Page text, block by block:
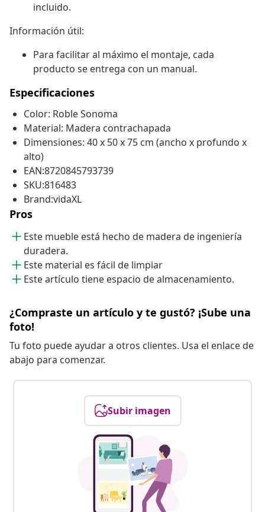
incluido.
Información útil:
Para facilitar al máximo el montaje, cada
producto se entrega con un manual.
Especificaciones
Color: Roble Sonoma
Material: Madera contrachapada
Dimensiones: 40 x 50 x 75 cm (ancho x profundo x
alto)
EAN:8720845793739
SKU:816483
Brand:vidaXL
Pros
Este mueble está hecho de madera de ingeniería
duradera.
Este material es fácil de limpiar
Este artículo tiene espacio de almacenamiento.
¿Compraste un artículo y te gustó? ¡Sube una
foto!
Tu foto puede ayudar a otros clientes. Usa el enlace de
abajo para comenzar.
Subir imagen